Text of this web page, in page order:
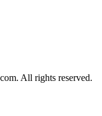
All rights reserved.